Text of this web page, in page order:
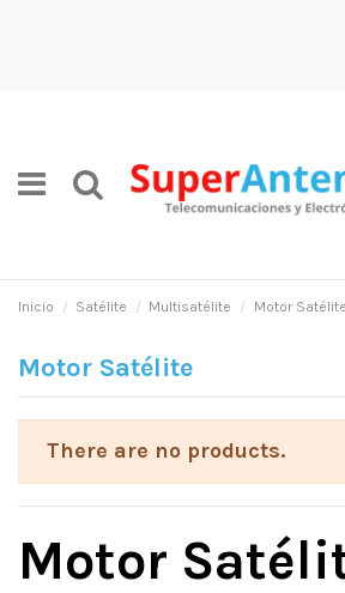
Inicio Satélite Multisatélite Motor Satélite
Motor Satélite
There are no products.
Motor